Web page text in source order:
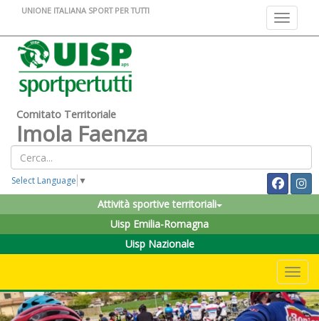
Toggle
UNIONE ITALIANA SPORT PER TUTTI
Comitato Territoriale
Imola Faenza
Select Language ▼
Attività sportive territoriali
Uisp Emilia-Romagna
Uisp Nazionale